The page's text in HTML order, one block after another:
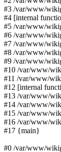
#3 /var/www/
#4 [internal
#5 /var/www/
#6 /var/www/
#7 /var/www/
#8 /var/www/
#9 /var/www/
#10 /var/www/
#11 /var/www/
#12 [internal
#13 /var/www/
#14 /var/www/
#15 /var/www/
#16 /var/www/
#17 {main}
#0 /var/www/